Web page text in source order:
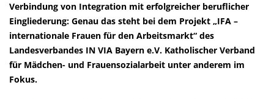
Verbindung von Integration mit erfolgreicher beruflicher
Eingliederung: Genau das steht bei dem Projekt „IFA –
internationale Frauen für den Arbeitsmarkt“ des
Landesverbandes IN VIA Bayern e.V. Katholischer Verband
für Mädchen- und Frauensozialarbeit unter anderem im
Fokus.